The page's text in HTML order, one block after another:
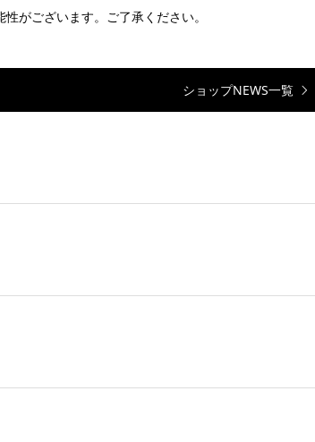
がございます。ご了承ください。
ショップNEWS一覧